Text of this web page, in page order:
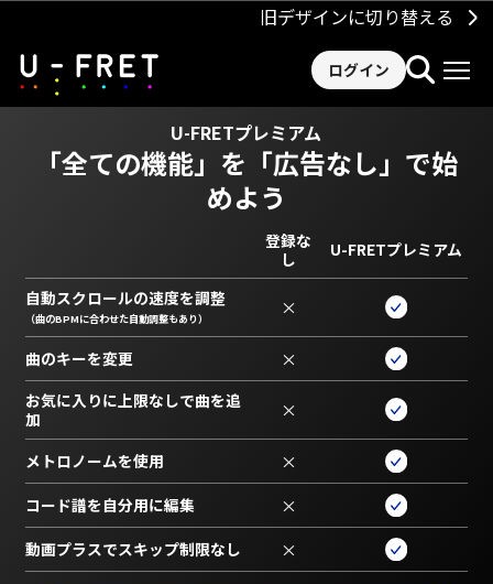
旧デザインに切り替える
ログイン
U-FRETプレミアム
「全ての機能」を 「広告なし」で始
めよう
登録な
し
U-FRETプレミアム
自動スクロールの速度を調整
（曲のBPMに合わせた自動調整もあり） ×
曲のキーを変更 ×
お気に入りに上限なしで曲を追
加
×
メトロノームを使用 ×
コード譜を自分用に編集 ×
動画プラスでスキップ制限なし ×